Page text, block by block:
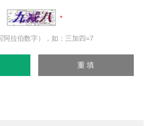
阿拉伯数字），如：三加四=7